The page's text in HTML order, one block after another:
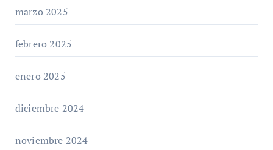
marzo 2025
febrero 2025
enero 2025
diciembre 2024
noviembre 2024